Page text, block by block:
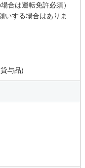
合は運転免許必須）
いする場合はありま
与品)